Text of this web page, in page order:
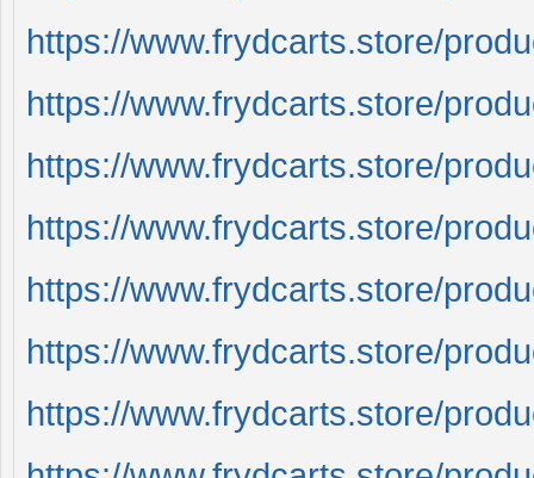
https://www.frydcarts.store/
https://www.frydcarts.store/
https://www.frydcarts.store/
https://www.frydcarts.store/
https://www.frydcarts.store/
https://www.frydcarts.store/
https://www.frydcarts.store/